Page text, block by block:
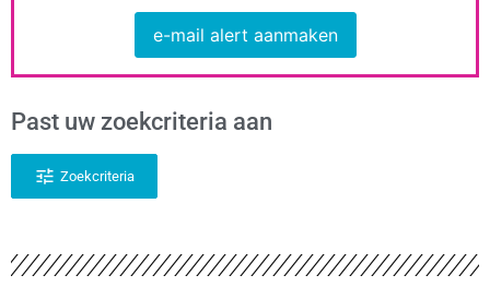
e-mail alert aanmaken
Past uw zoekcriteria aan
Zoekcriteria